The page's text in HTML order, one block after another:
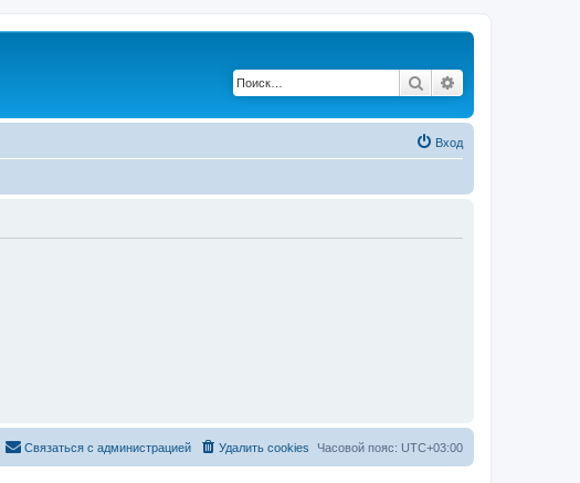
Поиск
Вход
Часовой пояс: UTC+03:00
Удалить cookies
Связаться с администрацией